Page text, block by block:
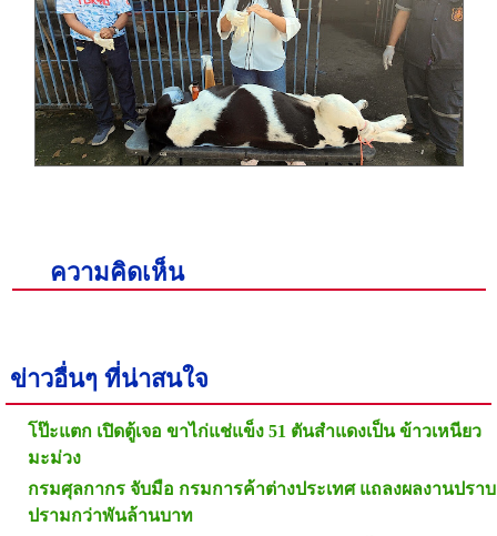
ความคิดเห็น
ข่าวอื่นๆ ที่น่าสนใจ
โป๊ะแตก เปิดตู้เจอ ขาไก่แช่แข็ง 51 ตันสำแดงเป็น ข้าวเหนียว
มะม่วง
กรมศุลกากร จับมือ กรมการค้าต่างประเทศ แถลงผลงานปราบ
ปรามกว่าพันล้านบาท